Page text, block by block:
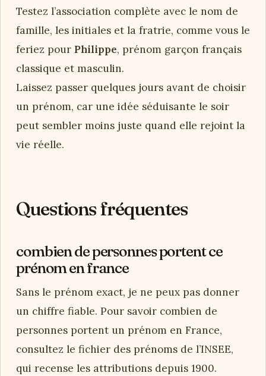
Testez l’association complète avec le nom de
famille, les initiales et la fratrie, comme vous le
feriez pour Philippe, prénom garçon français
classique et masculin.
Laissez passer quelques jours avant de choisir
un prénom, car une idée séduisante le soir
peut sembler moins juste quand elle rejoint la
vie réelle.
Questions fréquentes
combien de personnes portent ce
prénom en france
Sans le prénom exact, je ne peux pas donner
un chiffre fiable. Pour savoir combien de
personnes portent un prénom en France,
consultez le fichier des prénoms de l’INSEE,
qui recense les attributions depuis 1900.